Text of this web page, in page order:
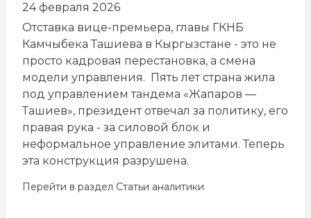
24 февраля 2026
Отставка вице-премьера, главы ГКНБ
Камчыбека Ташиева в Кыргызстане - это не
просто кадровая перестановка, а смена
модели управления. Пять лет страна жила
под управлением тандема «Жапаров —
Ташиев», президент отвечал за политику, его
правая рука - за силовой блок и
неформальное управление элитами. Теперь
эта конструкция разрушена.
Перейти в раздел Статьи аналитики